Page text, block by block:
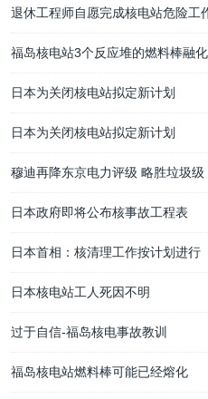
退休工程师自愿完成核电站危险工
福岛核电站3个反应堆的燃料棒融化
日本为关闭核电站拟定新计划
日本为关闭核电站拟定新计划
穆迪再降东京电力评级 略胜垃圾级
日本政府即将公布核事故工程表
日本首相：核清理工作按计划进行
日本核电站工人死因不明
过于自信-福岛核电事故教训
福岛核电站燃料棒可能已经熔化